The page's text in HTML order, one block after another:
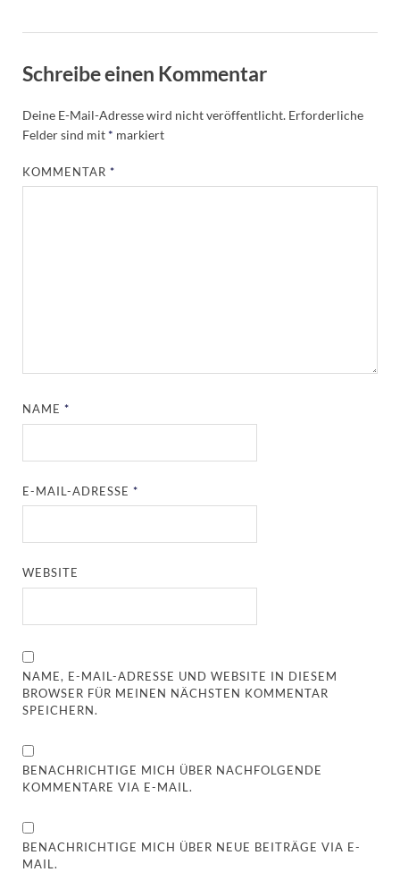
Schreibe einen Kommentar
Deine E-Mail-Adresse wird nicht veröffentlicht. Erforderliche
Felder sind mit * markiert
KOMMENTAR*
NAME*
E-MAIL-ADRESSE*
WEBSITE
NAME, E-MAIL-ADRESSE UND WEBSITE IN DIESEM
BROWSER FÜR MEINEN NÄCHSTEN KOMMENTAR
SPEICHERN.
BENACHRICHTIGE MICH ÜBER NACHFOLGENDE
KOMMENTARE VIA E-MAIL.
BENACHRICHTIGE MICH ÜBER NEUE BEITRÄGE VIA E-
MAIL.